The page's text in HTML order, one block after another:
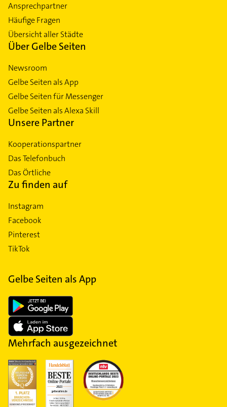
Ansprechpartner
Häufige Fragen
Übersicht aller Städte
Über Gelbe Seiten
Newsroom
Gelbe Seiten als App
Gelbe Seiten für Messenger
Gelbe Seiten als Alexa Skill
Unsere Partner
Kooperationspartner
Das Telefonbuch
Das Örtliche
Zu finden auf
Instagram
Facebook
Pinterest
TikTok
Gelbe Seiten als App
Mehrfach ausgezeichnet